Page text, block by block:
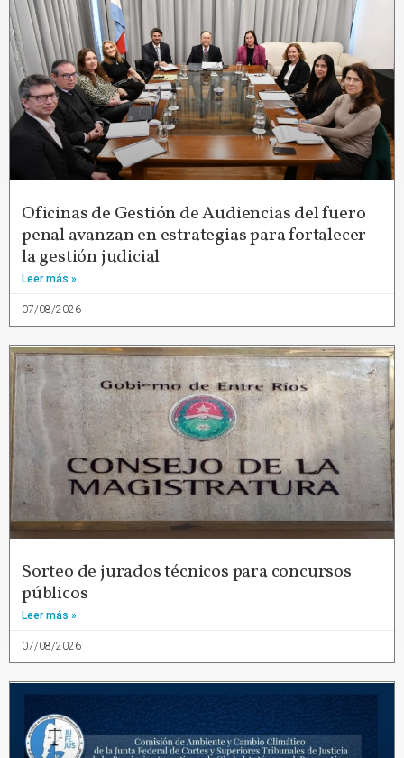
Oficinas de Gestión de Audiencias del fuero
penal avanzan en estrategias para fortalecer
la gestión judicial
Leer más »
07/08/2026
Sorteo de jurados técnicos para concursos
públicos
Leer más »
07/08/2026